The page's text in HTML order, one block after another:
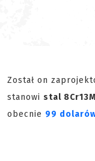
Został on
stanowi stal
obecnie 99